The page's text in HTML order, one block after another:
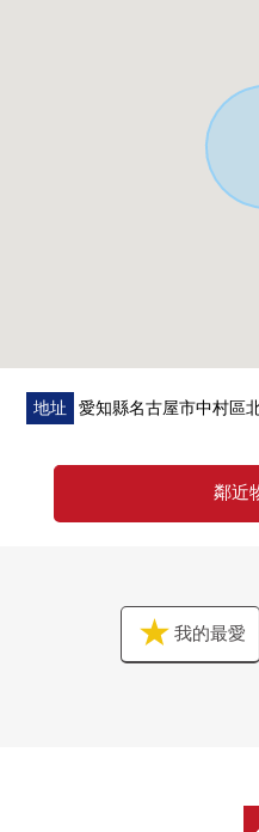
・屋頂塗抹(遮熱塗料使用)
■在找想要的家方面給予
房屋的詳細、需討論是如感
地址 愛知縣名古屋市中村區北
鄰近
我的最愛